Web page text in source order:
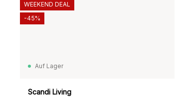
Auf Lager
Scandi Living
WEEKEND DEAL
-45%